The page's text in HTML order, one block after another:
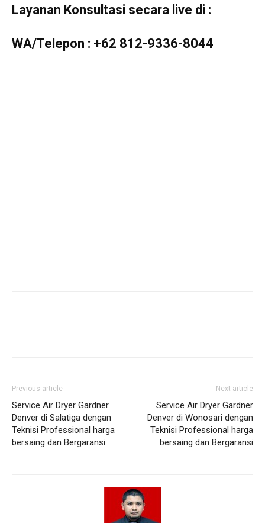
Layanan Konsultasi secara live di :
WA/Telepon : +62 812-9336-8044
Previous article
Service Air Dryer Gardner
Denver di Salatiga dengan
Teknisi Professional harga
bersaing dan Bergaransi
Next article
Service Air Dryer Gardner
Denver di Wonosari dengan
Teknisi Professional harga
bersaing dan Bergaransi